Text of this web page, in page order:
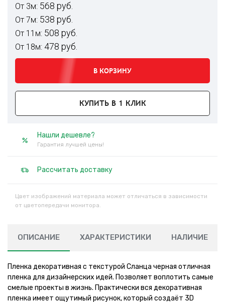
От 3м: 568 руб.
От 7м: 538 руб.
От 11м: 508 руб.
От 18м: 478 руб.
В КОРЗИНУ
КУПИТЬ В 1 КЛИК
Нашли дешевле?
Гарантия лучшей цены!
Рассчитать доставку
Цвет изображений материала может отличаться в зависимости
от цветопередачи монитора.
ОПИСАНИЕ ХАРАКТЕРИСТИКИ НАЛИЧИЕ
Пленка декоративная с текстурой Сланца черная отличная
пленка для дизайнерских идей. Позволяет воплотить самые
смелые проекты в жизнь. Практически вся декоративная
пленка имеет ощутимый рисунок, который создаёт 3D